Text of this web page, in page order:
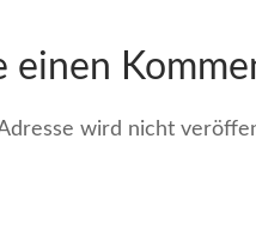
einen
wird nicht